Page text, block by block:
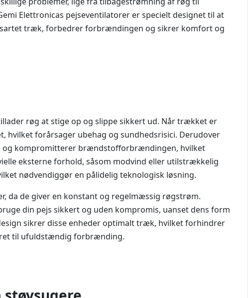
Elettronicas pejseventilatorer er specielt designet til at
træk, forbedrer forbrændingen og sikrer komfort og
røg at stige op og slippe sikkert ud. Når trækket er
forårsager ubehag og sundhedsrisici. Derudover
og kompromitterer brændstofforbrændingen, hvilket
eksterne forhold, såsom modvind eller utilstrækkelig
nødvendiggør en pålidelig teknologisk løsning.
da de giver en konstant og regelmæssig røgstrøm.
din pejs sikkert og uden kompromis, uanset dens form
sikrer disse enheder optimalt træk, hvilket forhindrer
til ufuldstændig forbrænding.